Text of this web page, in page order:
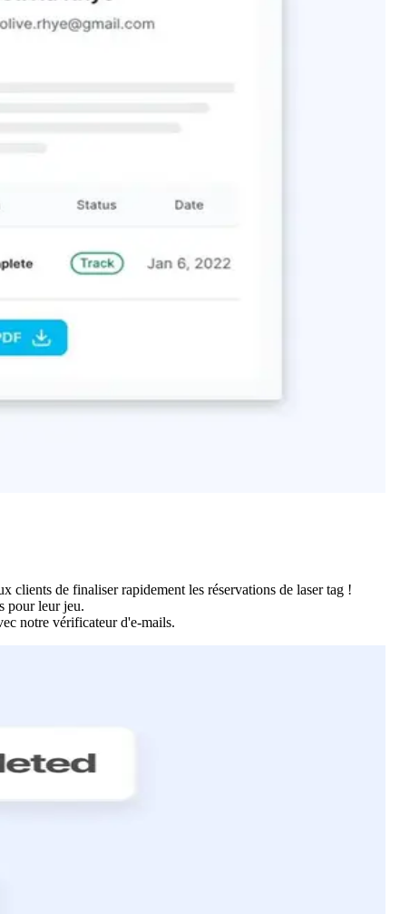
clients de finaliser rapidement les réservations de laser tag !
pour leur jeu.
notre vérificateur d'e-mails.